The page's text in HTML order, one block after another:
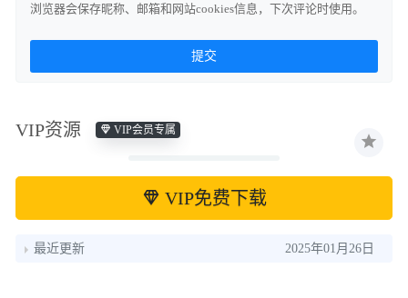
浏览器会保存昵称、邮箱和网站cookies信息，下次评论时使用。
VIP资源 VIP会员专属
VIP免费下载
最近更新 2025年01月26日